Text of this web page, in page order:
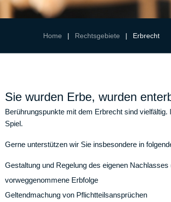
Home | Rechtsgebiete | Erbrecht
Sie wurden Erbe, wurden
Berührungspunkte mit dem Erbrecht sind
Spiel.
Gerne unterstützen wir Sie insbesondere in
Gestaltung und Regelung des eigenen Nachlasses
vorweggenommene Erbfolge
Geltendmachung von Pflichtteilsansprüchen